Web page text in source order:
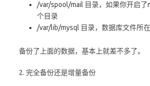
/var/spool/mail 目录，如果你开启了
个目录
/var/lib/mysql 目录，数据库文件所在
备份了上面的数据，基本上就差不多了。
2. 完全备份还是增量备份